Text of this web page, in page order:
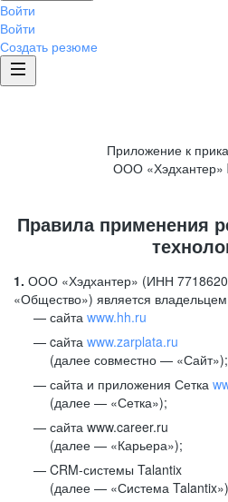
Войти
Войти
Создать резюме
Приложение к
ООО «Хэдхантер»
Правила применения
1. ООО «Хэдхантер» (ИНН
«Общество») является
сайта www.hh.ru
cайта www.zarplata.ru
(далее совместно — «Сайт»);
сайта и приложения Сетка
(далее — «Сетка»);
сайта www.career.ru
(далее — «Карьера»);
CRM-системы Talantix
(далее — «Система